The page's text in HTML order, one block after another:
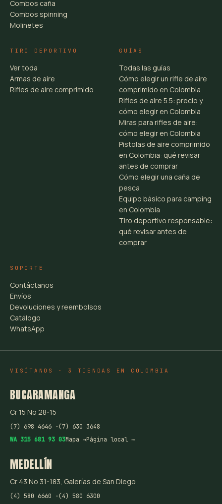
Combos caña
Combos spinning
Molinetes
TIRO DEPORTIVO
Ver toda
Armas de aire
Rifles de aire comprimido
GUÍAS
Todas las guías
Cómo elegir un rifle de aire
comprimido en Colombia
Rifles de aire 5.5: precio y
cómo elegir en Colombia
Miras para rifles de aire:
cómo elegir en Colombia
Pistolas de aire comprimido
en Colombia: qué revisar
antes de comprar
Cómo elegir una caña de
pesca
Equipo básico para camping
en Colombia
Tiro deportivo responsable:
qué revisar antes de
comprar
SOPORTE
Contáctanos
Envíos
Devoluciones y reembolsos
Catálogo
WhatsApp
VISÍTANOS · 3 TIENDAS EN COLOMBIA
BUCARAMANGA
Cr 15 No 28-15
(7) 698 4646 ·(7) 630 3648
WA 315 681 93 03Mapa →Página local →
MEDELLÍN
Cr 43 No 31-183, Galerías de San Diego
(4) 580 6660 ·(4) 580 6300